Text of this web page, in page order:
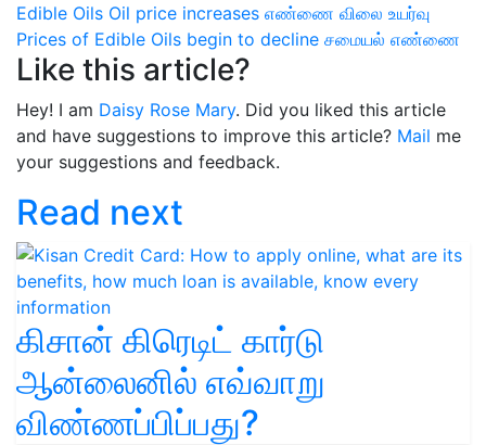
Edible Oils Oil price increases எண்ணை விலை உயர்வு
Prices of Edible Oils begin to decline சமையல் எண்ணை
Like this article?
Hey! I am Daisy Rose Mary. Did you liked this article
and have suggestions to improve this article? Mail me
your suggestions and feedback.
Read next
கிசான் கிரெடிட் கார்டு
ஆன்லைனில் எவ்வாறு
விண்ணப்பிப்பது?